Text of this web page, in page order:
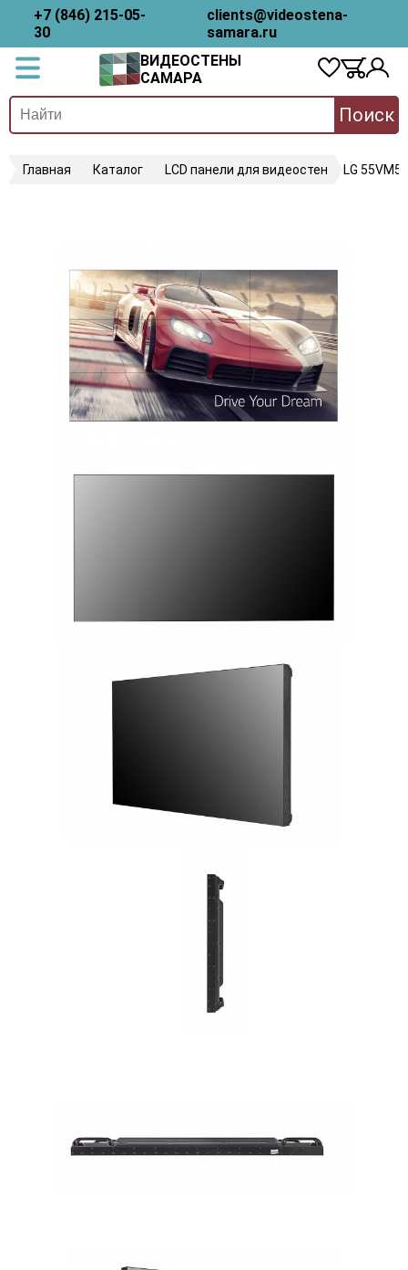
+7 (846) 215-05-
30
clients@videostena-
samara.ru
ВИДЕОСТЕНЫ
САМАРА
Поиск
Главная Каталог LCD панели для видеостен LG